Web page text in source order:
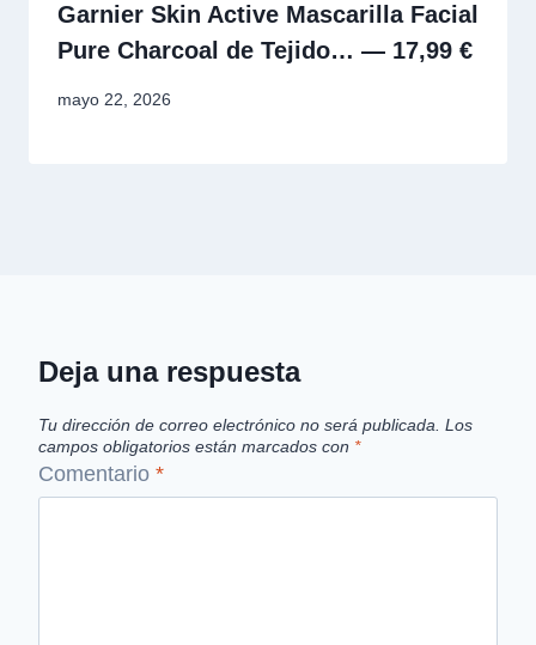
Garnier Skin Active Mascarilla Facial
Pure Charcoal de Tejido… — 17,99 €
mayo 22, 2026
Deja una respuesta
Tu dirección de correo electrónico no será publicada. Los
campos obligatorios están marcados con *
Comentario *